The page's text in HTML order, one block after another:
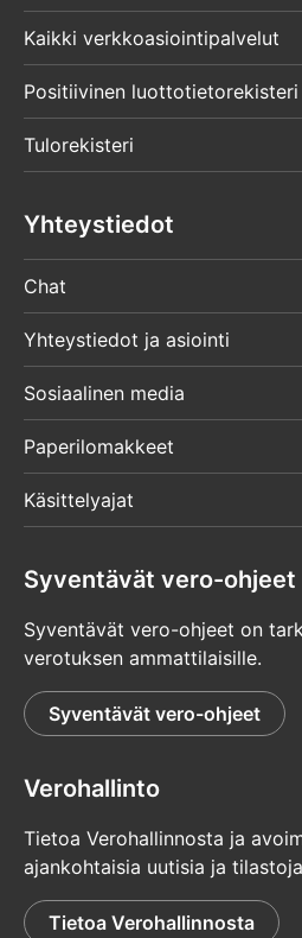
Kaikki verkkoasiointipalvelut
Positiivinen luottotietorekisteri
Tulorekisteri
Yhteystiedot
Chat
Yhteystiedot ja asiointi
Sosiaalinen media
Paperilomakkeet
Käsittelyajat
Syventävät vero-ohjeet
Syventävät vero-ohjeet on
verotuksen ammattilaisille.
Syventävät vero-ohjeet
Verohallinto
Tietoa Verohallinnosta ja
ajankohtaisia uutisia ja
Tietoa Verohallinnosta